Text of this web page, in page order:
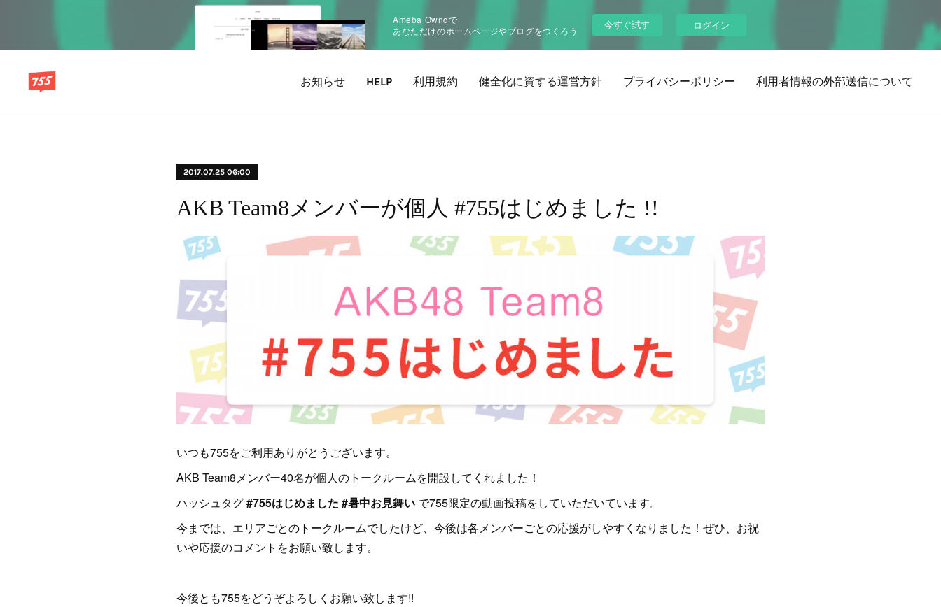
Ameba Owndで
あなただけのホームページやブログをつくろう
今すぐ試す ログイン
お知らせ HELP 利用規約 健全化に資する運営方針 プライバシーポリシー 利用者情報の外部送信について
2017.07.25 06:00
AKB Team8メンバーが個人 #755はじめました !!
いつも755をご利用ありがとうございます。
AKB Team8メンバー40名が個人のトークルームを開設してくれました！
ハッシュタグ#755はじめました #暑中お見舞い で755限定の動画投稿をしていただいています。
今までは、エリアごとのトークルームでしたけど、今後は各メンバーごとの応援がしやすくなりました！ぜひ、お祝
いや応援のコメントをお願い致します。
今後とも755をどうぞよろしくお願い致します!!